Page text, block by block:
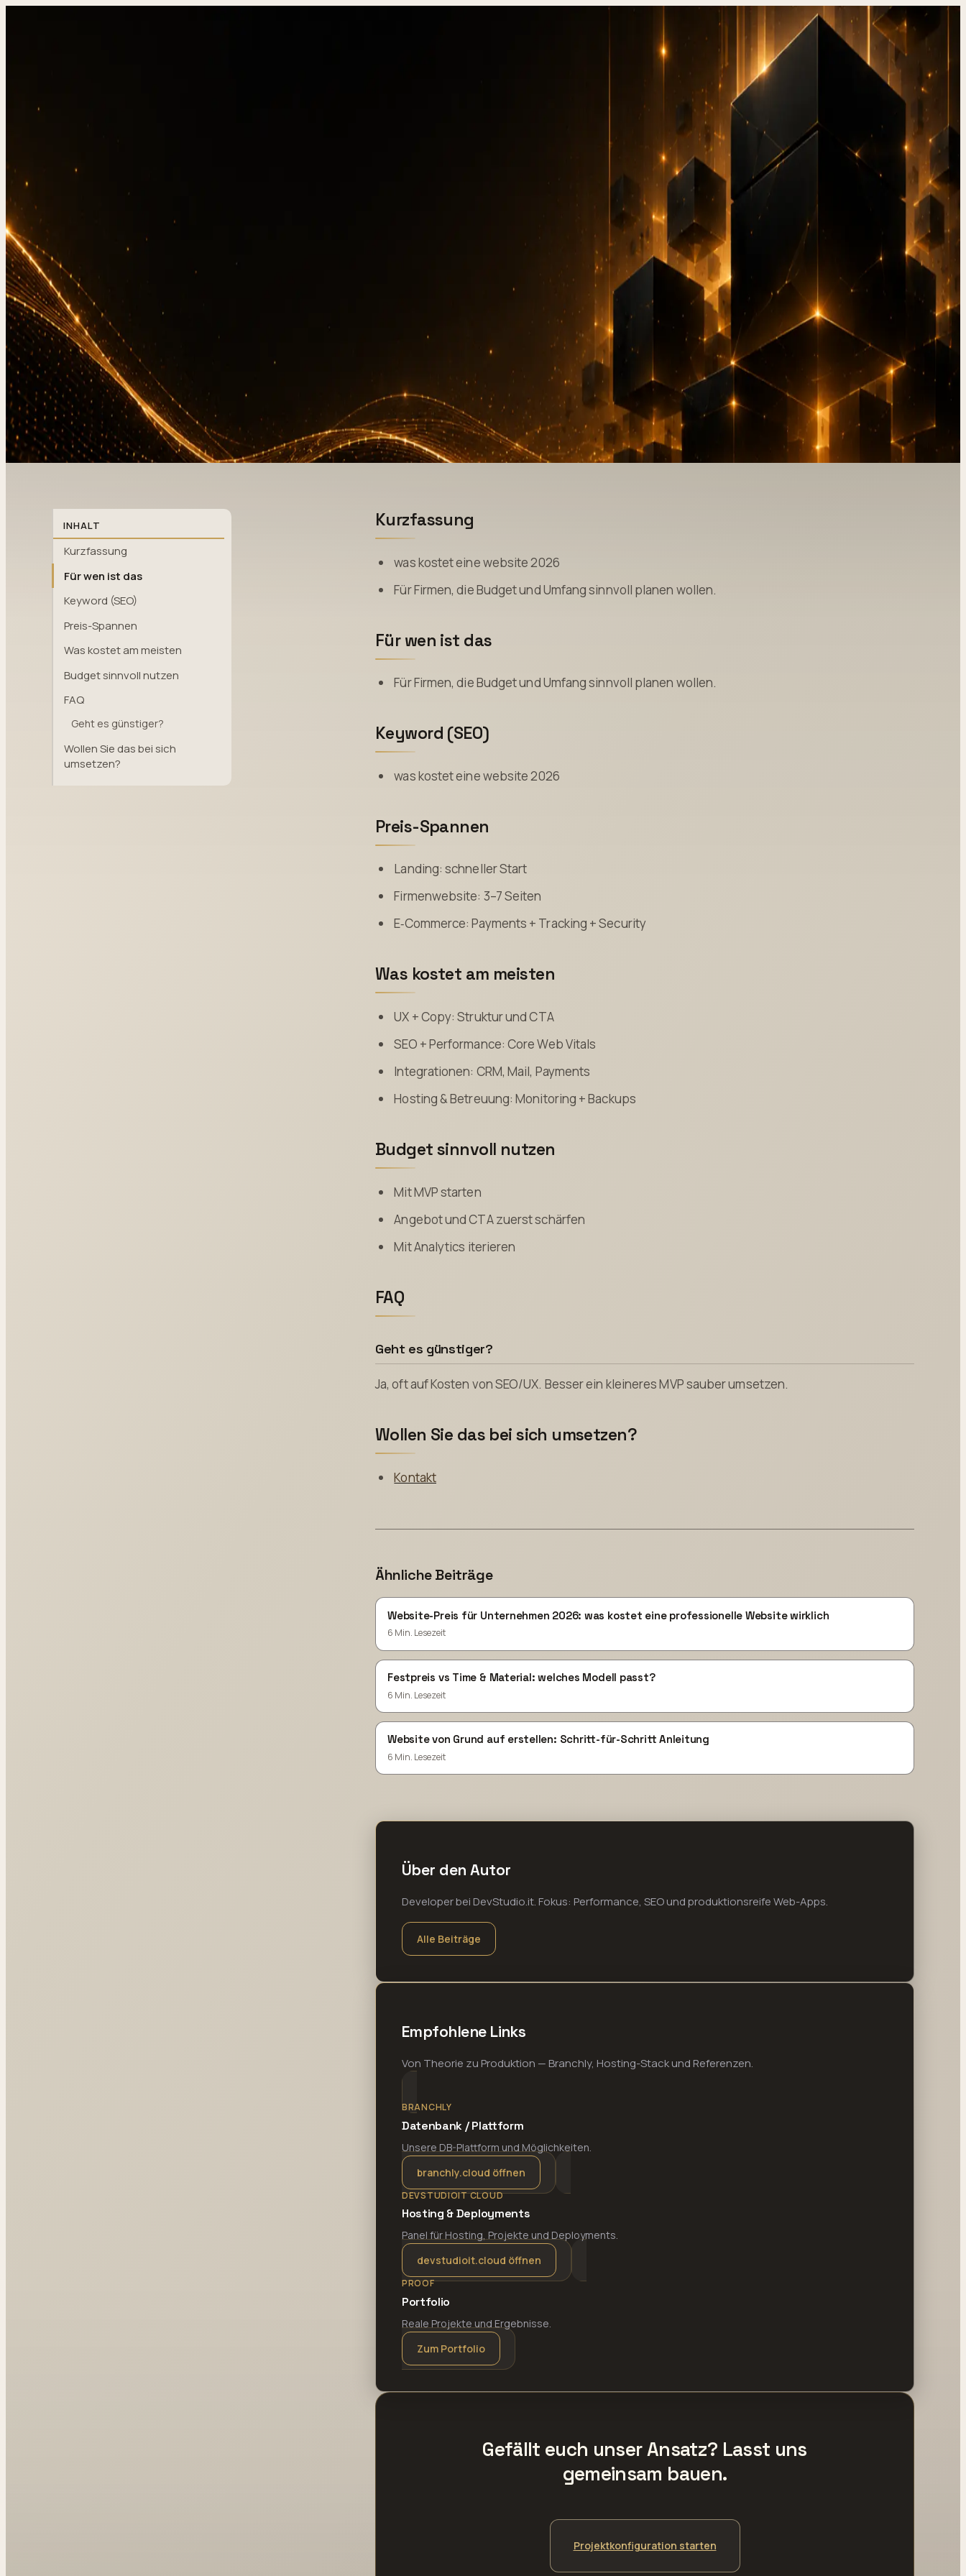
Was kostet eine Website 2026?
Spannen + wichtigste Preistreiber
INHALT
Kurzfassung
Für wen ist das
Keyword (SEO)
Preis-Spannen
Was kostet am meisten
Budget sinnvoll nutzen
FAQ
Geht es günstiger?
Wollen Sie das bei sich
umsetzen?
Kurzfassung
was kostet eine website 2026
Für Firmen, die Budget und Umfang sinnvoll planen wollen.
Für wen ist das
Für Firmen, die Budget und Umfang sinnvoll planen wollen.
Keyword (SEO)
was kostet eine website 2026
Preis-Spannen
Landing: schneller Start
Firmenwebsite: 3–7 Seiten
E‑Commerce: Payments + Tracking + Security
Was kostet am meisten
UX + Copy: Struktur und CTA
SEO + Performance: Core Web Vitals
Integrationen: CRM, Mail, Payments
Hosting & Betreuung: Monitoring + Backups
Budget sinnvoll nutzen
Mit MVP starten
Angebot und CTA zuerst schärfen
Mit Analytics iterieren
FAQ
Geht es günstiger?
Ja, oft auf Kosten von SEO/UX. Besser ein kleineres MVP sauber umsetzen.
Wollen Sie das bei sich umsetzen?
Kontakt
Ähnliche Beiträge
Website-Preis für Unternehmen 2026: was kostet eine professionelle Website wirklich
6 Min. Lesezeit
Festpreis vs Time & Material: welches Modell passt?
6 Min. Lesezeit
Website von Grund auf erstellen: Schritt-für-Schritt Anleitung
6 Min. Lesezeit
Über den Autor
Developer bei DevStudio.it. Fokus: Performance, SEO und produktionsreife Web-Apps.
Alle Beiträge
Empfohlene Links
Von Theorie zu Produktion — Branchly, Hosting-Stack und Referenzen.
BRANCHLY
Datenbank / Plattform
Unsere DB-Plattform und Möglichkeiten.
branchly.cloud öffnen
DEVSTUDIOIT CLOUD
Hosting & Deployments
Panel für Hosting, Projekte und Deployments.
devstudioit.cloud öffnen
PROOF
Portfolio
Reale Projekte und Ergebnisse.
Zum Portfolio
Gefällt euch unser Ansatz? Lasst uns
gemeinsam bauen.
Projektkonfiguration starten